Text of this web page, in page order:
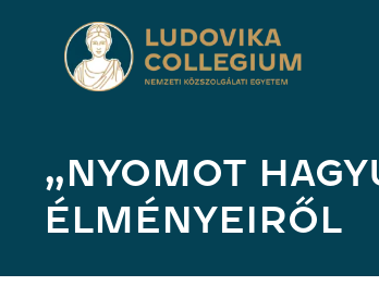
„NYOMOT
ÉLMÉNYEIRŐL